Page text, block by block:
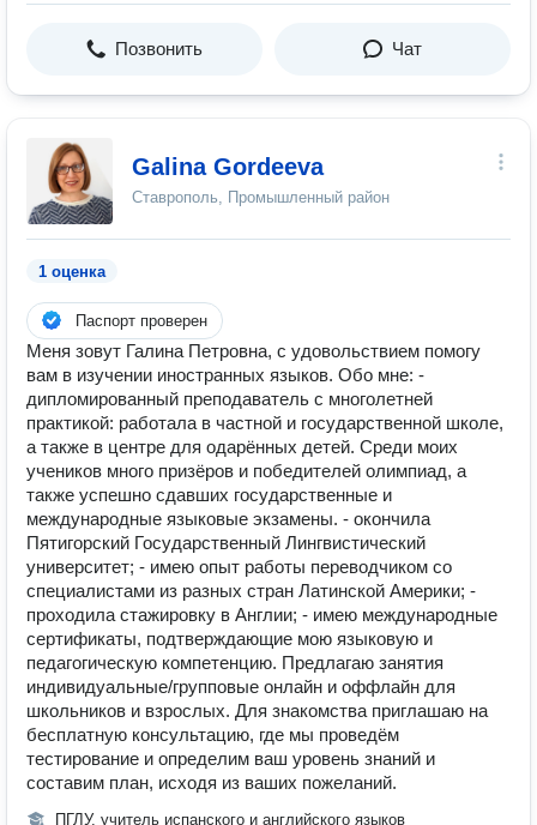
Позвонить Чат
Galina Gordeeva
Ставрополь, Промышленный район
1 оценка
Паспорт проверен
Меня зовут Галина Петровна, с удовольствием помогу
вам в изучении иностранных языков. Обо мне: -
дипломированный преподаватель с многолетней
практикой: работала в частной и государственной школе,
а также в центре для одарённых детей. Среди моих
учеников много призёров и победителей олимпиад, а
также успешно сдавших государственные и
международные языковые экзамены. - окончила
Пятигорский Государственный Лингвистический
университет; - имею опыт работы переводчиком со
специалистами из разных стран Латинской Америки; -
проходила стажировку в Англии; - имею международные
сертификаты, подтверждающие мою языковую и
педагогическую компетенцию. Предлагаю занятия
индивидуальные/групповые онлайн и оффлайн для
школьников и взрослых. Для знакомства приглашаю на
бесплатную консультацию, где мы проведём
тестирование и определим ваш уровень знаний и
составим план, исходя из ваших пожеланий.
ПГЛУ, учитель испанского и английского языков